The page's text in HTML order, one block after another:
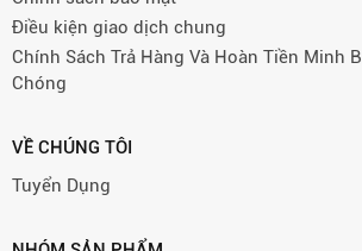
Điều kiện giao dịch chung
Chính Sách Trả Hàng Và Hoàn Tiền Minh
Chóng
VỀ CHÚNG TÔI
Tuyển Dụng